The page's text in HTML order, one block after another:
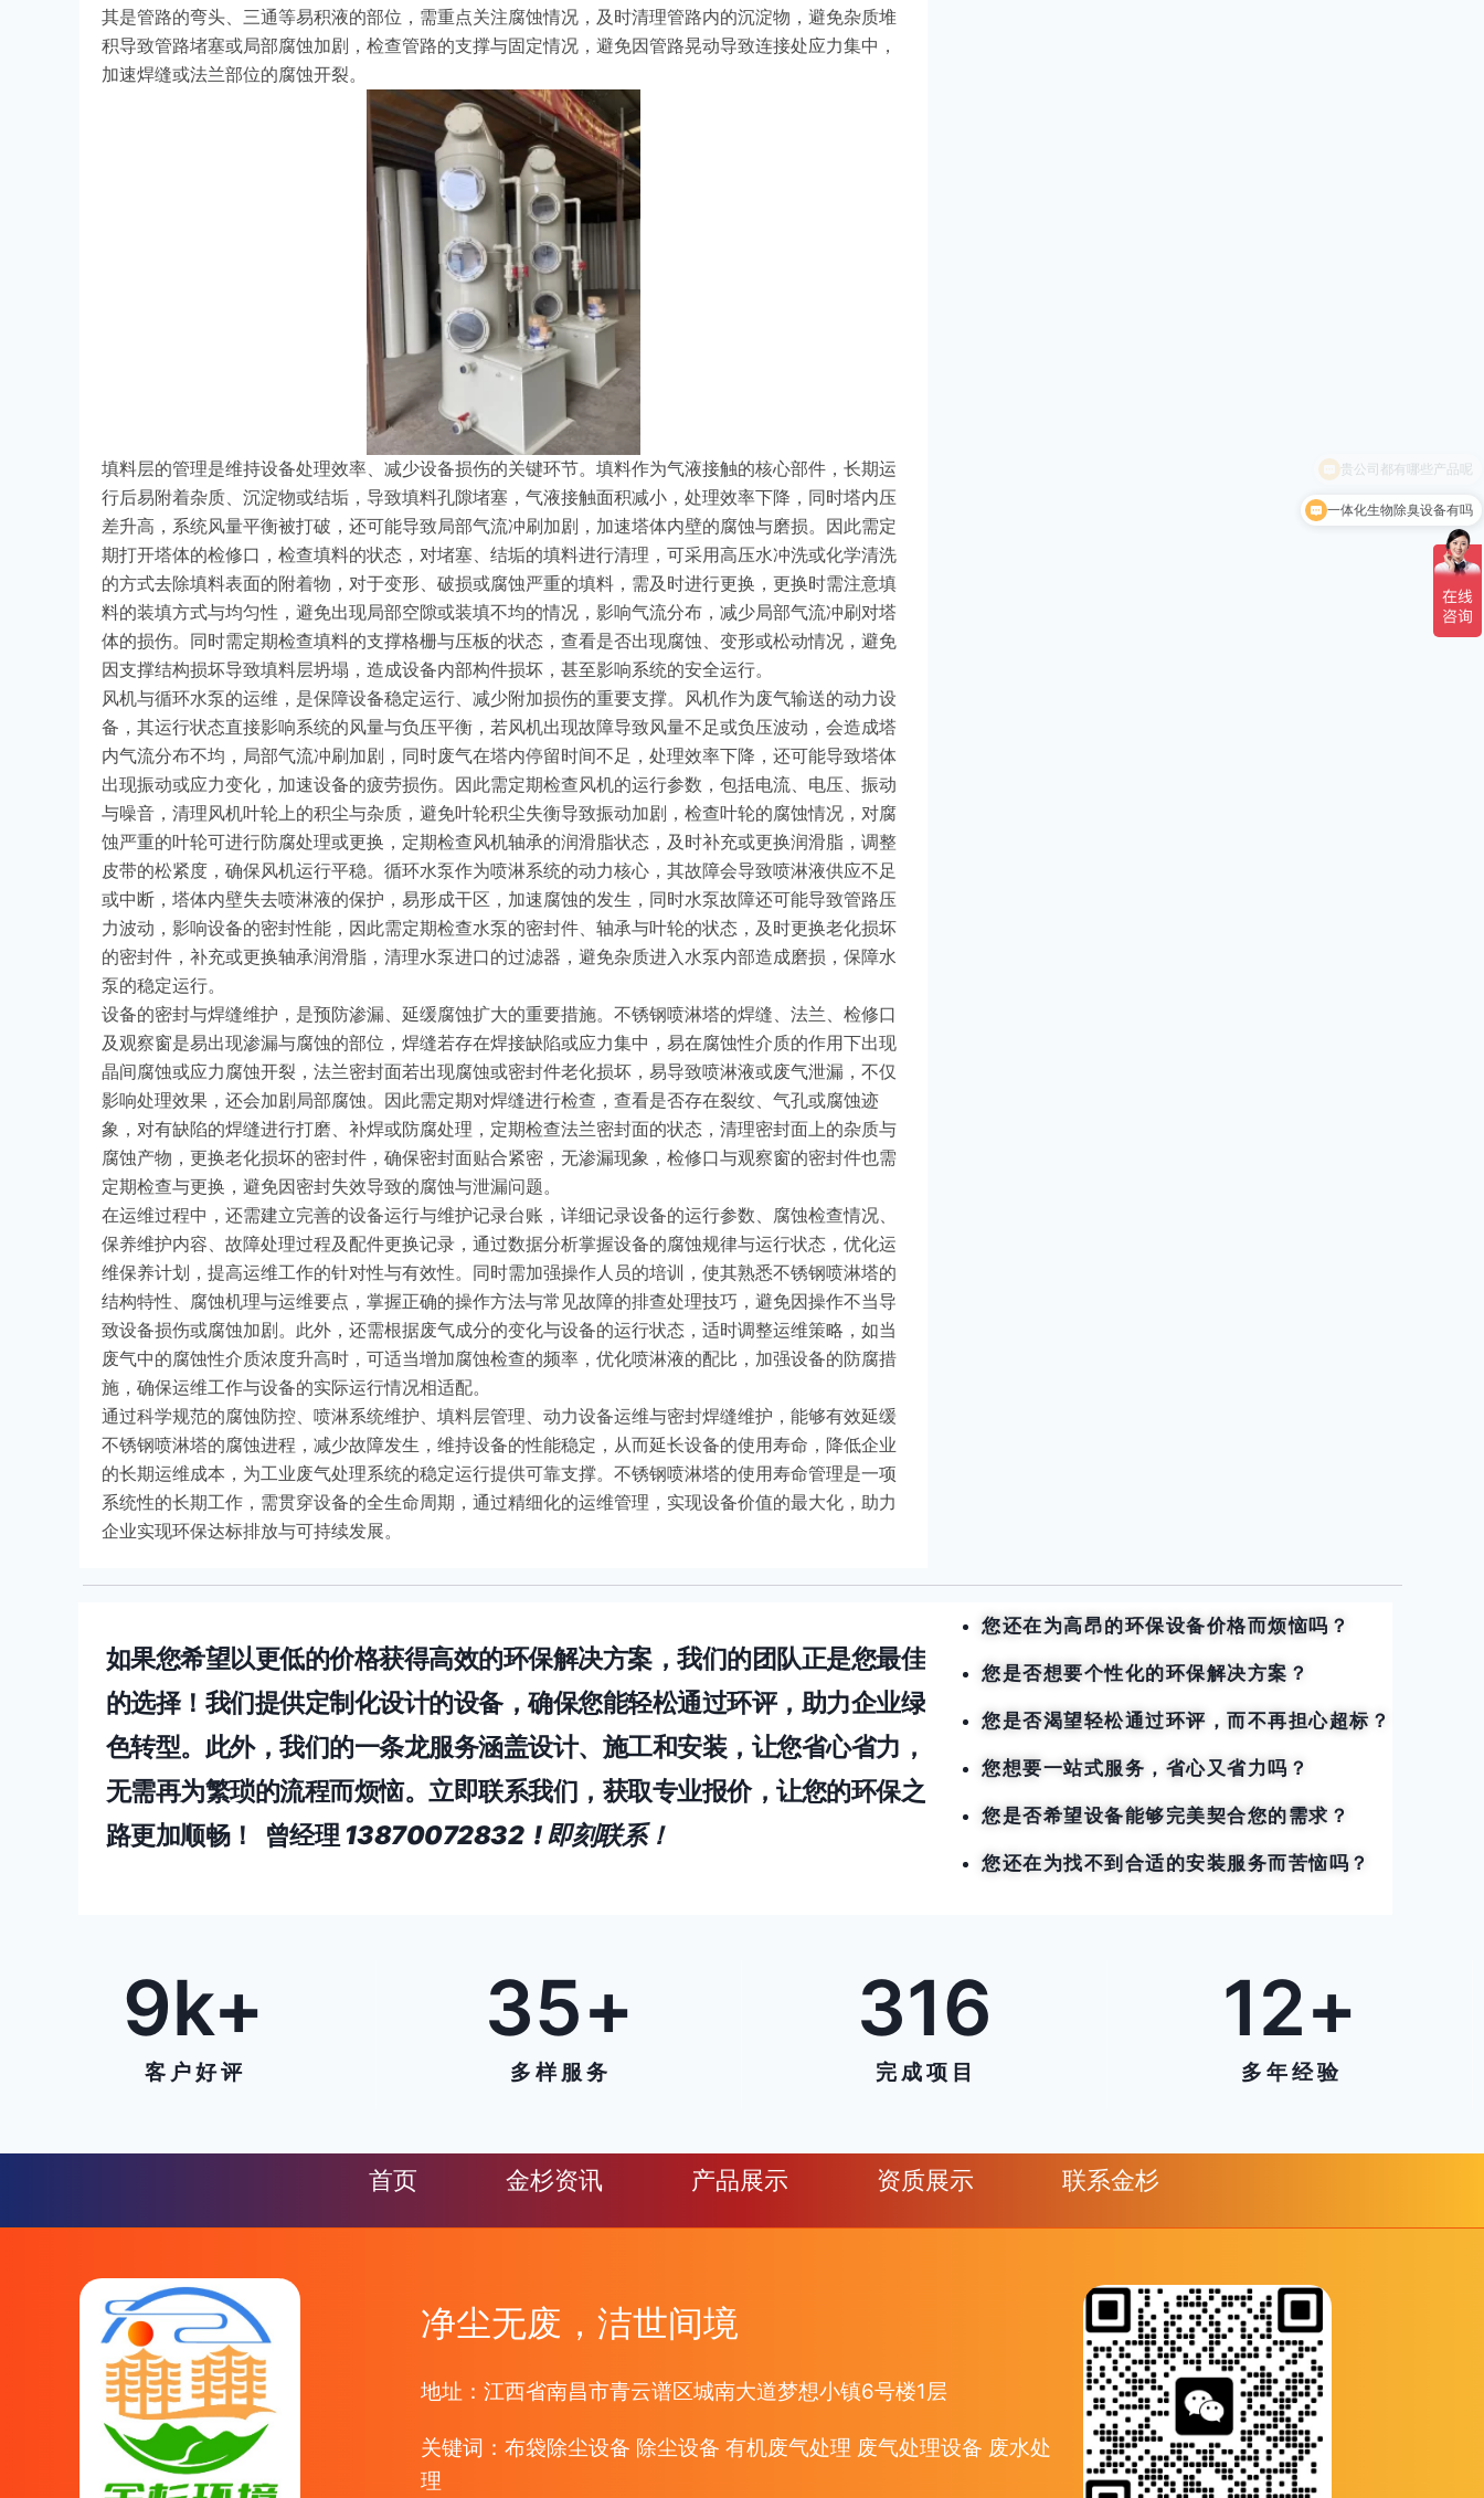
其是管路的弯头、三通等易积液的部位，需重点关注腐蚀情况，及时清理管路内的沉淀物，避免杂质堆
积导致管路堵塞或局部腐蚀加剧，检查管路的支撑与固定情况，避免因管路晃动导致连接处应力集中，
加速焊缝或法兰部位的腐蚀开裂。
填料层的管理是维持设备处理效率、减少设备损伤的关键环节。填料作为气液接触的核心部件，长期运
行后易附着杂质、沉淀物或结垢，导致填料孔隙堵塞，气液接触面积减小，处理效率下降，同时塔内压
差升高，系统风量平衡被打破，还可能导致局部气流冲刷加剧，加速塔体内壁的腐蚀与磨损。因此需定
期打开塔体的检修口，检查填料的状态，对堵塞、结垢的填料进行清理，可采用高压水冲洗或化学清洗
的方式去除填料表面的附着物，对于变形、破损或腐蚀严重的填料，需及时进行更换，更换时需注意填
料的装填方式与均匀性，避免出现局部空隙或装填不均的情况，影响气流分布，减少局部气流冲刷对塔
体的损伤。同时需定期检查填料的支撑格栅与压板的状态，查看是否出现腐蚀、变形或松动情况，避免
因支撑结构损坏导致填料层坍塌，造成设备内部构件损坏，甚至影响系统的安全运行。
风机与循环水泵的运维，是保障设备稳定运行、减少附加损伤的重要支撑。风机作为废气输送的动力设
备，其运行状态直接影响系统的风量与负压平衡，若风机出现故障导致风量不足或负压波动，会造成塔
内气流分布不均，局部气流冲刷加剧，同时废气在塔内停留时间不足，处理效率下降，还可能导致塔体
出现振动或应力变化，加速设备的疲劳损伤。因此需定期检查风机的运行参数，包括电流、电压、振动
与噪音，清理风机叶轮上的积尘与杂质，避免叶轮积尘失衡导致振动加剧，检查叶轮的腐蚀情况，对腐
蚀严重的叶轮可进行防腐处理或更换，定期检查风机轴承的润滑脂状态，及时补充或更换润滑脂，调整
皮带的松紧度，确保风机运行平稳。循环水泵作为喷淋系统的动力核心，其故障会导致喷淋液供应不足
或中断，塔体内壁失去喷淋液的保护，易形成干区，加速腐蚀的发生，同时水泵故障还可能导致管路压
力波动，影响设备的密封性能，因此需定期检查水泵的密封件、轴承与叶轮的状态，及时更换老化损坏
的密封件，补充或更换轴承润滑脂，清理水泵进口的过滤器，避免杂质进入水泵内部造成磨损，保障水
泵的稳定运行。
设备的密封与焊缝维护，是预防渗漏、延缓腐蚀扩大的重要措施。不锈钢喷淋塔的焊缝、法兰、检修口
及观察窗是易出现渗漏与腐蚀的部位，焊缝若存在焊接缺陷或应力集中，易在腐蚀性介质的作用下出现
晶间腐蚀或应力腐蚀开裂，法兰密封面若出现腐蚀或密封件老化损坏，易导致喷淋液或废气泄漏，不仅
影响处理效果，还会加剧局部腐蚀。因此需定期对焊缝进行检查，查看是否存在裂纹、气孔或腐蚀迹
象，对有缺陷的焊缝进行打磨、补焊或防腐处理，定期检查法兰密封面的状态，清理密封面上的杂质与
腐蚀产物，更换老化损坏的密封件，确保密封面贴合紧密，无渗漏现象，检修口与观察窗的密封件也需
定期检查与更换，避免因密封失效导致的腐蚀与泄漏问题。
在运维过程中，还需建立完善的设备运行与维护记录台账，详细记录设备的运行参数、腐蚀检查情况、
保养维护内容、故障处理过程及配件更换记录，通过数据分析掌握设备的腐蚀规律与运行状态，优化运
维保养计划，提高运维工作的针对性与有效性。同时需加强操作人员的培训，使其熟悉不锈钢喷淋塔的
结构特性、腐蚀机理与运维要点，掌握正确的操作方法与常见故障的排查处理技巧，避免因操作不当导
致设备损伤或腐蚀加剧。此外，还需根据废气成分的变化与设备的运行状态，适时调整运维策略，如当
废气中的腐蚀性介质浓度升高时，可适当增加腐蚀检查的频率，优化喷淋液的配比，加强设备的防腐措
施，确保运维工作与设备的实际运行情况相适配。
通过科学规范的腐蚀防控、喷淋系统维护、填料层管理、动力设备运维与密封焊缝维护，能够有效延缓
不锈钢喷淋塔的腐蚀进程，减少故障发生，维持设备的性能稳定，从而延长设备的使用寿命，降低企业
的长期运维成本，为工业废气处理系统的稳定运行提供可靠支撑。不锈钢喷淋塔的使用寿命管理是一项
系统性的长期工作，需贯穿设备的全生命周期，通过精细化的运维管理，实现设备价值的最大化，助力
企业实现环保达标排放与可持续发展。
如果您希望以更低的价格获得高效的环保解决方案，我们的团队正是您最佳
的选择！我们提供定制化设计的设备，确保您能轻松通过环评，助力企业绿
色转型。此外，我们的一条龙服务涵盖设计、施工和安装，让您省心省力，
无需再为繁琐的流程而烦恼。立即联系我们，获取专业报价，让您的环保之
路更加顺畅！ 曾经理 13870072832 ! 即刻联系！
您还在为高昂的环保设备价格而烦恼吗？
您是否想要个性化的环保解决方案？
您是否渴望轻松通过环评，而不再担心超标？
您想要一站式服务，省心又省力吗？
您是否希望设备能够完美契合您的需求？
您还在为找不到合适的安装服务而苦恼吗？
客 户 好 评
9k+
多 样 服 务
35+
完 成 项 目
316
多 年 经 验
12+
首页 金杉资讯 产品展示 资质展示 联系金杉
净尘无废，洁世间境
地址：江西省南昌市青云谱区城南大道梦想小镇6号楼1层
关键词：布袋除尘设备 除尘设备 有机废气处理 废气处理设备 废水处
理
一体化生物除臭设备有吗